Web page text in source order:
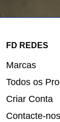
FD REDES
Marcas
Todos os
Criar Conta
Contacte-nos